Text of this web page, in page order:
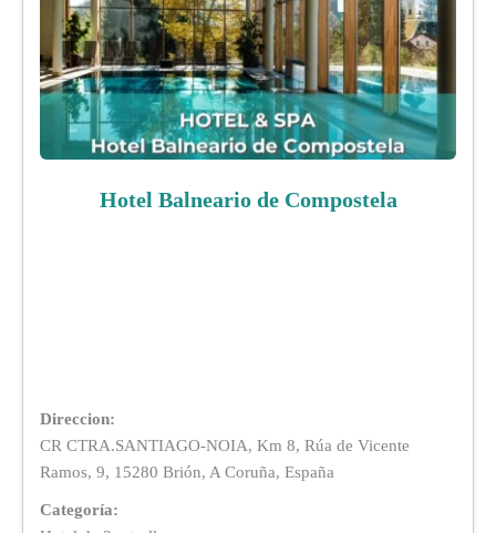
Hotel Balneario de Compostela
Direccion:
CR CTRA.SANTIAGO-NOIA, Km 8, Rúa de Vicente
Ramos, 9, 15280 Brión, A Coruña, España
Categoría: